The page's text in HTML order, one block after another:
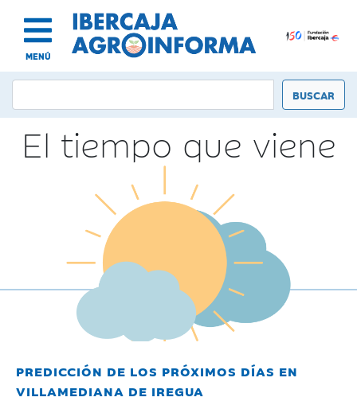
MENÚ
El tiempo que viene
PREDICCIÓN DE LOS PRÓXIMOS DÍAS EN
VILLAMEDIANA DE IREGUA